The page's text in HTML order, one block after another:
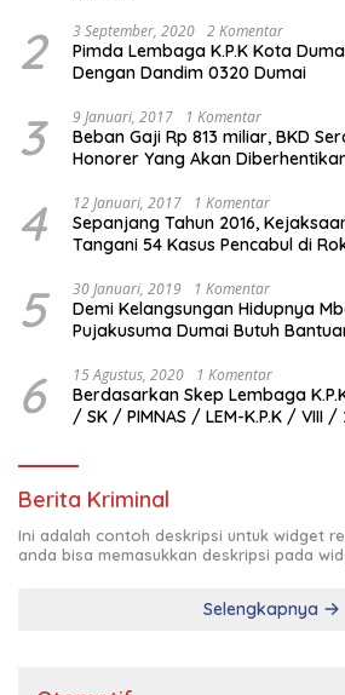
2 3 September, 2020 2 Komentar
Pimda Lembaga K.P.K Kota
Dengan Dandim 0320 Dumai
3 9 Januari, 2017 1 Komentar
Beban Gaji Rp 813 miliar, BKD
Honorer Yang Akan
4 12 Januari, 2017 1 Komentar
Sepanjang Tahun 2016, Kejaksaan
Tangani 54 Kasus Pencabul di
5 30 Januari, 2019 1 Komentar
Demi Kelangsungan Hidupnya
Pujakusuma Dumai Butuh
6 15 Agustus, 2020 1 Komentar
Berdasarkan Skep Lembaga K.P.K No : 03.05.01.03 –
/ SK / PIMNAS / LEM-K.P.K / VIII /
Berita Kriminal
Ini adalah contoh deskripsi untuk widget
anda bisa memasukkan deskripsi pada
Selengkapnya